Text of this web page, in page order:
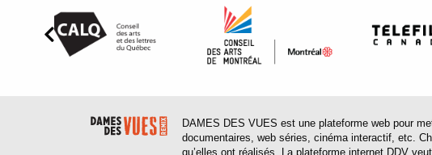
DAMES DES VUES est une plateforme web pour
documentaires, web séries, cinéma interactif, etc.
qu’elles ont réalisés. La plateforme internet DDV